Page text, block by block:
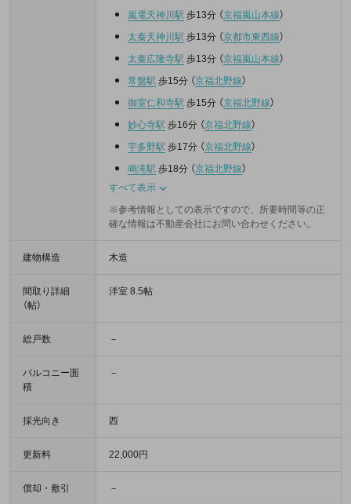
嵐電天神川駅 歩13分 （京福嵐山本線）
太秦天神川駅 歩13分 （京都市東西線）
太秦広隆寺駅 歩13分 （京福嵐山本線）
常盤駅 歩15分 （京福北野線）
御室仁和寺駅 歩15分 （京福北野線）
妙心寺駅 歩16分 （京福北野線）
宇多野駅 歩17分 （京福北野線）
鳴滝駅 歩18分 （京福北野線）
すべて表示
※参考情報としての表示ですので、所要時間等の正
確な情報は不動産会社にお問い合わせください。
建物構造 木造
間取り詳細
（帖）
洋室 8.5帖
総戸数 －
バルコニー面
積
－
採光向き 西
更新料 22,000円
償却・敷引 －